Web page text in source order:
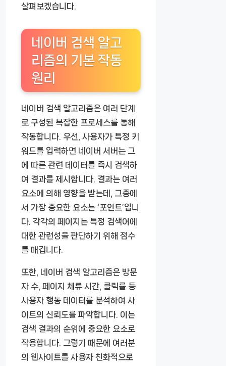
살펴보겠습니다.
네이버 검색 알고
리즘의 기본 작동
원리
네이버 검색 알고리즘은 여러 단계
로 구성된 복잡한 프로세스를 통해
작동합니다. 우선, 사용자가 특정 키
워드를 입력하면 네이버 서버는 그
에 따른 관련 데이터를 즉시 검색하
여 결과를 제시합니다. 결과는 여러
요소에 의해 영향을 받는데, 그중에
서 가장 중요한 요소는 ‘포인트’입니
다. 각각의 페이지는 특정 검색어에
대한 관련성을 판단하기 위해 점수
를 매깁니다.
또한, 네이버 검색 알고리즘은 방문
자 수, 페이지 체류 시간, 클릭률 등
사용자 행동 데이터를 분석하여 사
이트의 신뢰도를 파악합니다. 이는
검색 결과의 순위에 중요한 요소로
작용합니다. 그렇기 때문에 여러분
의 웹사이트를 사용자 친화적으로